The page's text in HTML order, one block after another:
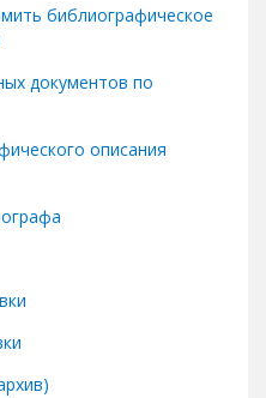
библиографическое
документов по
описания